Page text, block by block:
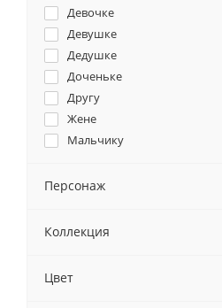
Девочке
Девушке
Дедушке
Доченьке
Другу
Жене
Мальчику
Мужу
Персонаж
Коллекция
Цвет